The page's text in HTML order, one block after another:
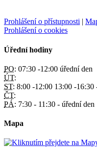
Prohlášení o přístupnosti |
Prohlášení o cookies
Úřední hodiny
PO: 07:30 -12:00 úřední den
ÚT:
ST: 8:00 -12:00 13:00 -16:30
ČT:
PÁ: 7:30 - 11:30 - úřední den
Mapa